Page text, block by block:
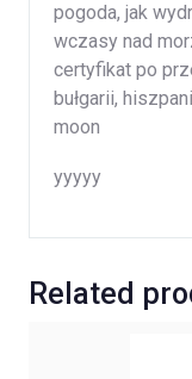
pogoda, jak
wczasy nad
certyfikat po
bułgarii,
moon
yyyyy
Related